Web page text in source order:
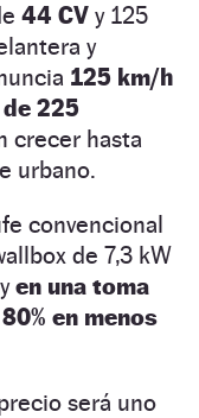
44 CV y 125
y
125 km/h
225
crecer hasta
urbano.
convencional
de 7,3 kW
en una toma
en menos
será uno